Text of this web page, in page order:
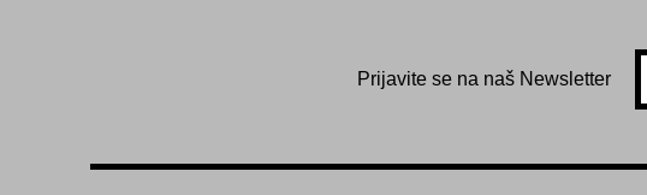
Prijavite se na naš Newsletter